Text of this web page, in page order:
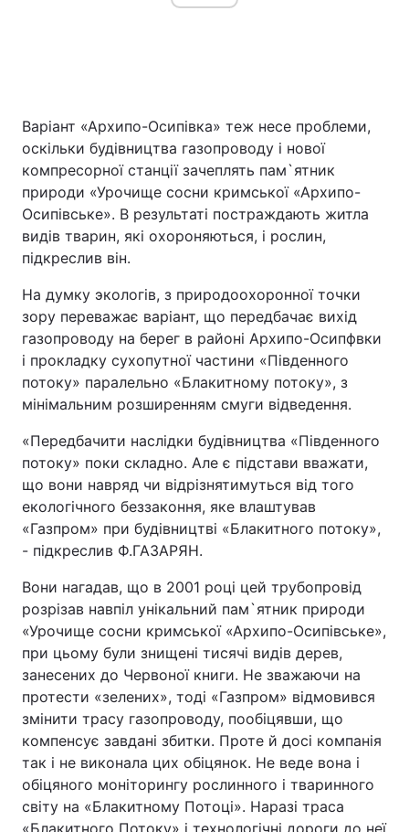
Варіант «Архипо-Осипівка» теж несе проблеми,
оскільки будівництва газопроводу і нової
компресорної станції зачеплять пам`ятник
природи «Урочище сосни кримської «Архипо-
Осипівське». В результаті постраждають житла
видів тварин, які охороняються, і рослин,
підкреслив він.
На думку экологів, з природоохоронної точки
зору переважає варіант, що передбачає вихід
газопроводу на берег в районі Архипо-Осипфвки
і прокладку сухопутної частини «Південного
потоку» паралельно «Блакитному потоку», з
мінімальним розширенням смуги відведення.
«Передбачити наслідки будівництва «Південного
потоку» поки складно. Але є підстави вважати,
що вони навряд чи відрізнятимуться від того
екологічного беззаконня, яке влаштував
«Газпром» при будівництві «Блакитного потоку»,
- підкреслив Ф.ГАЗАРЯН.
Вони нагадав, що в 2001 році цей трубопровід
розрізав навпіл унікальний пам`ятник природи
«Урочище сосни кримської «Архипо-Осипівське»,
при цьому були знищені тисячі видів дерев,
занесених до Червоної книги. Не зважаючи на
протести «зелених», тоді «Газпром» відмовився
змінити трасу газопроводу, пообіцявши, що
компенсує завдані збитки. Проте й досі компанія
так і не виконала цих обіцянок. Не веде вона і
обіцяного моніторингу рослинного і тваринного
світу на «Блакитному Потоці». Наразі траса
«Блакитного Потоку» і технологічні дороги до неї